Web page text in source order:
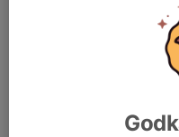
Kontaktpersoner 50 meter